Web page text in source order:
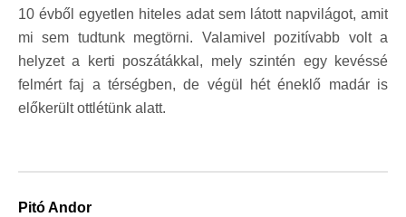
10 évből egyetlen hiteles adat sem látott napvilágot, amit
mi sem tudtunk megtörni. Valamivel pozitívabb volt a
helyzet a kerti poszátákkal, mely szintén egy kevéssé
felmért faj a térségben, de végül hét éneklő madár is
előkerült ottlétünk alatt.
Pitó Andor